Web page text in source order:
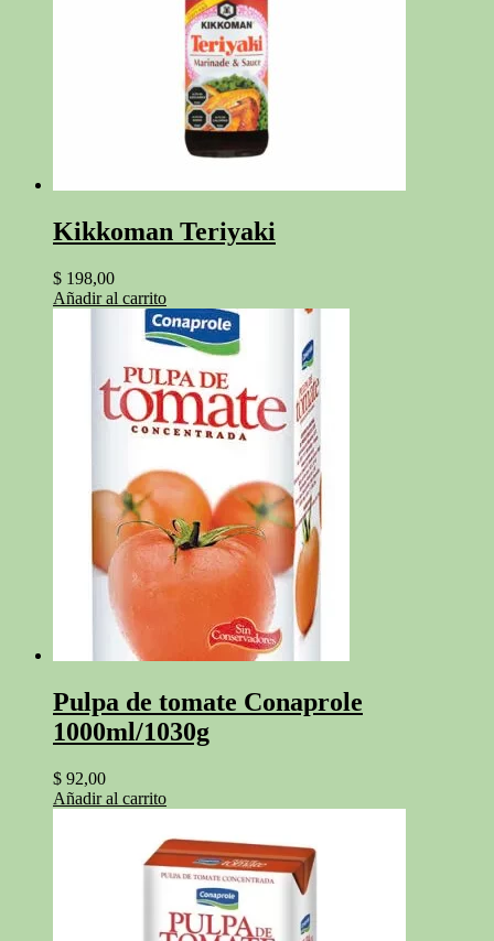
Kikkoman Teriyaki
$ 198,00
Añadir al carrito
Pulpa de tomate Conaprole
1000ml/1030g
$ 92,00
Añadir al carrito